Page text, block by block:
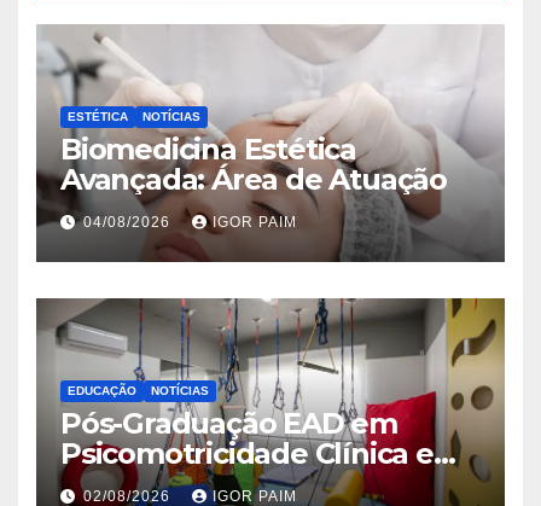
ESTÉTICA NOTÍCIAS
Biomedicina Estética
Avançada: Área de Atuação
04/08/2026 IGOR PAIM
EDUCAÇÃO NOTÍCIAS
Pós-Graduação EAD em
Psicomotricidade Clínica e
Relacional
02/08/2026 IGOR PAIM